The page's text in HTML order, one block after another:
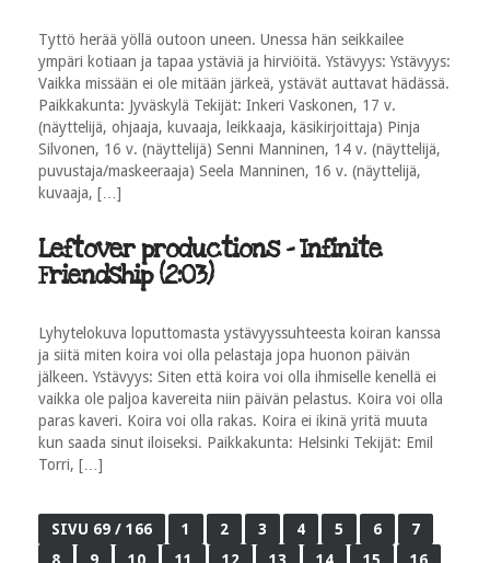
Tyttö herää yöllä outoon uneen. Unessa hän seikkailee
ympäri kotiaan ja tapaa ystäviä ja hirviöitä. Ystävyys: Ystävyys:
Vaikka missään ei ole mitään järkeä, ystävät auttavat hädässä.
Paikkakunta: Jyväskylä Tekijät: Inkeri Vaskonen, 17 v.
(näyttelijä, ohjaaja, kuvaaja, leikkaaja, käsikirjoittaja) Pinja
Silvonen, 16 v. (näyttelijä) Senni Manninen, 14 v. (näyttelijä,
puvustaja/maskeeraaja) Seela Manninen, 16 v. (näyttelijä,
kuvaaja, […]
Leftover productions - Infinite
Friendship (2:03)
Lyhytelokuva loputtomasta ystävyyssuhteesta koiran kanssa
ja siitä miten koira voi olla pelastaja jopa huonon päivän
jälkeen. Ystävyys: Siten että koira voi olla ihmiselle kenellä ei
vaikka ole paljoa kavereita niin päivän pelastus. Koira voi olla
paras kaveri. Koira voi olla rakas. Koira ei ikinä yritä muuta
kun saada sinut iloiseksi. Paikkakunta: Helsinki Tekijät: Emil
Torri, […]
SIVU 69 / 166 1 2 3 4 5 6
7
8
9 10 11 12 13 14 15
16